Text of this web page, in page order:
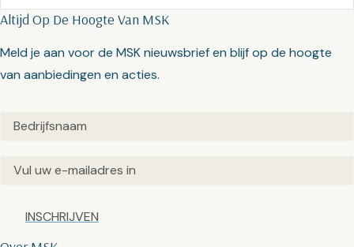
Altijd Op De Hoogte Van MSK
Meld je aan voor de MSK nieuwsbrief en blijf op de hoogte
van aanbiedingen en acties.
Untitled(Vereist)
Email(Vereist)
Captcha